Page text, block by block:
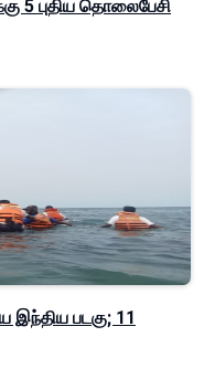
5 புதிய தொலைபேசி
இந்திய படகு; 11